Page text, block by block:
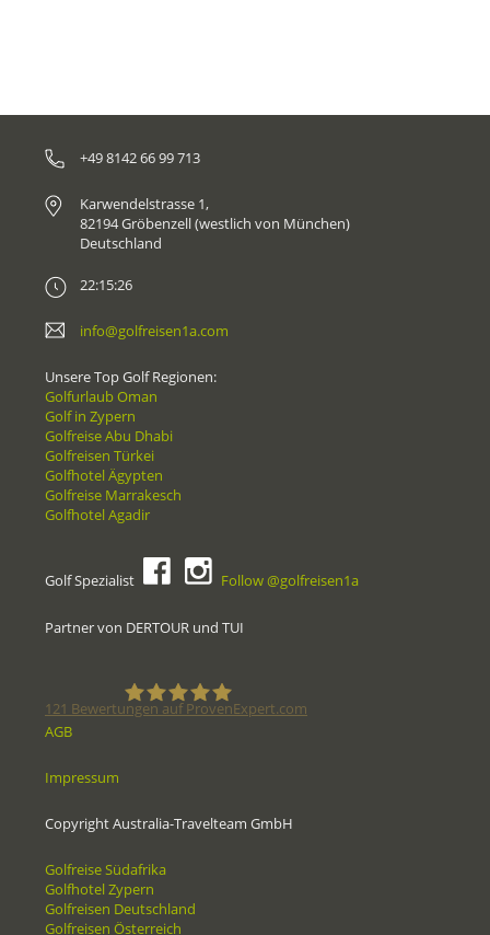
+49 8142 66 99 713
Karwendelstrasse 1,
82194 Gröbenzell (westlich von München)
Deutschland
22:15:26
info@golfreisen1a.com
Unsere Top Golf Regionen:
Golfurlaub Oman
Golf in Zypern
Golfreise Abu Dhabi
Golfreisen Türkei
Golfhotel Ägypten
Golfreise Marrakesch
Golfhotel Agadir
Golf Spezialist Follow @golfreisen1a
Partner von DERTOUR und TUI
Spezialisten
121 Bewertungen auf ProvenExpert.com
AGB
Impressum
Copyright Australia-Travelteam GmbH
Golfreise Südafrika
Golfhotel Zypern
Golfreisen Deutschland
Golfreisen Österreich